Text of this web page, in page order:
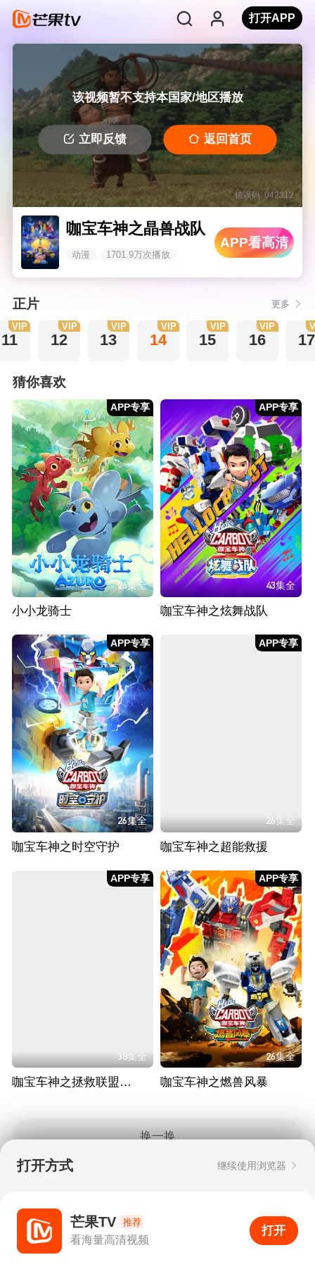
打开APP
该视频暂不支持本国家/地区播放
立即反馈 返回首页
错误码: 042312
咖宝车神之晶兽战队
动漫 1701.9万次播放
APP看高清
正片 更多
11
VIP
12
VIP
13
VIP
14
VIP
15
VIP
16
VIP
17
猜你喜欢
APP专享
26集全
小小龙骑士
APP专享
43集全
咖宝车神之炫舞战队
APP专享
26集全
咖宝车神之时空守护
APP专享
26集全
咖宝车神之超能救援
APP专享
38集全
咖宝车神之拯救联盟（下）
APP专享
26集全
咖宝车神之燃兽风暴
换一换
0
打开APP
打开方式 继续使用浏览器
芒果TV 推荐
看海量高清视频
打开